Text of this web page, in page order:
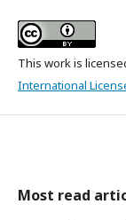
This work is
International
Most read